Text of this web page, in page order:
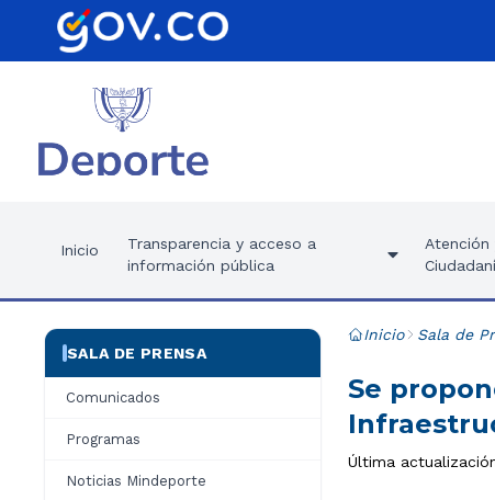
Inicio
Transparencia y acceso a
información pública
Atención
SALA DE PRENSA
Comunicados
Programas
Noticias Mindeporte
Inicio Sala de
Se
Última